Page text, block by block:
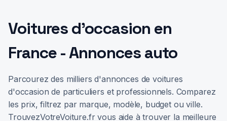
Voitures d'occasion en
France - Annonces auto
Parcourez des milliers d'annonces de voitures
d'occasion de particuliers et professionnels. Comparez
les prix, filtrez par marque, modèle, budget ou ville.
TrouvezVotreVoiture.fr vous aide à trouver la meilleure